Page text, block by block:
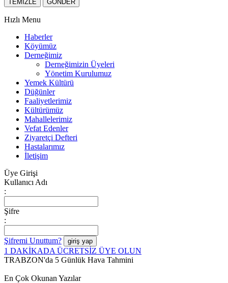
Hızlı Menu
Haberler
Köyümüz
Derneğimiz
Derneğimizin Üyeleri
Yönetim Kurulumuz
Yemek Kültürü
Düğünler
Faaliyetlerimiz
Kültürümüz
Mahallelerimiz
Vefat Edenler
Ziyaretçi Defteri
Hastalarımız
İletişim
Üye Girişi
Kullanıcı Adı
:
Şifre
:
Şifremi Unuttum?
1 DAKİKADA ÜCRETSİZ ÜYE OLUN
TRABZON'da 5 Günlük Hava Tahmini
En Çok Okunan Yazılar